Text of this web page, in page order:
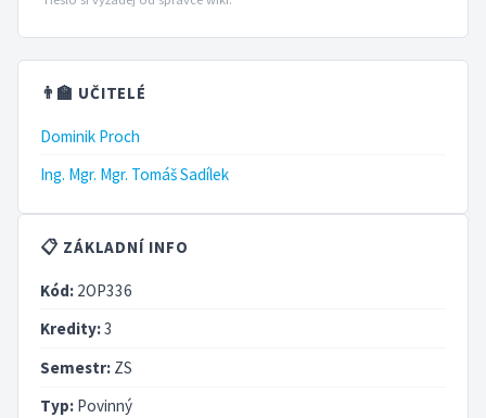
👨‍🏫 UČITELÉ
Dominik Proch
Ing. Mgr. Mgr. Tomáš Sadílek
📋 ZÁKLADNÍ INFO
Kód: 2OP336
Kredity:3
Semestr: ZS
Typ: Povinný